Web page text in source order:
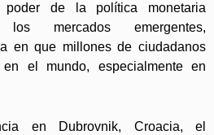
poder de la política monetaria
mercados emergentes,
en que millones de ciudadanos
el mundo, especialmente en
en Dubrovnik, Croacia, el